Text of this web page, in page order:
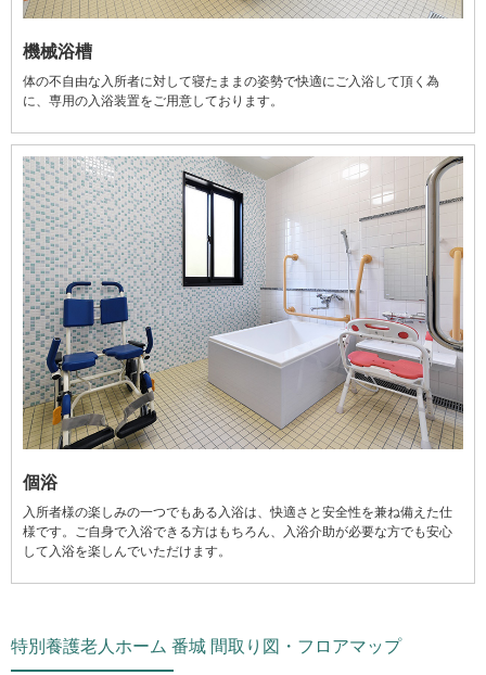
機械浴槽
体の不自由な入所者に対して寝たままの姿勢で快適にご入浴して頂く為
に、専用の入浴装置をご用意しております。
個浴
入所者様の楽しみの一つでもある入浴は、快適さと安全性を兼ね備えた仕
様です。ご自身で入浴できる方はもちろん、入浴介助が必要な方でも安心
して入浴を楽しんでいただけます。
特別養護老人ホーム 番城 間取り図・フロアマップ